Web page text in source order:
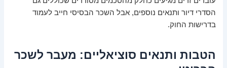
הסדרי דיור ותנאים נוספים, אבל השכר הבסיסי חייב לעמוד
בדרישות החוק.
הטבות ותנאים סוציאליים: מעבר לשכר